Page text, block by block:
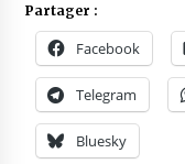
Partager :
Facebook
Telegram
Bluesky